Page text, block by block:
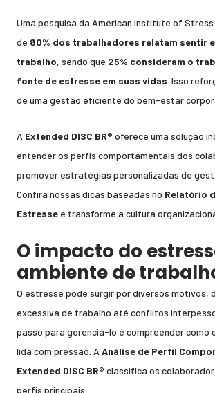
Uma pesquisa da American Institute of Stress
de 80% dos trabalhadores relatam sentir
trabalho, sendo que 25% consideram o
fonte de estresse em suas vidas . Isso
de uma gestão eficiente do bem-estar
A Extended DISC BR® oferece uma solução
entender os perfis comportamentais dos
promover estratégias personalizadas de
Confira nossas dicas baseadas no Relatório
Estresse e transforme a cultura
O impacto do
ambiente de
O estresse pode surgir por diversos motivos,
excessiva de trabalho até conflitos
passo para gerenciá-lo é compreender como
lida com pressão. A Análise de Perfil
Extended DISC BR® classifica os
perfis principais: